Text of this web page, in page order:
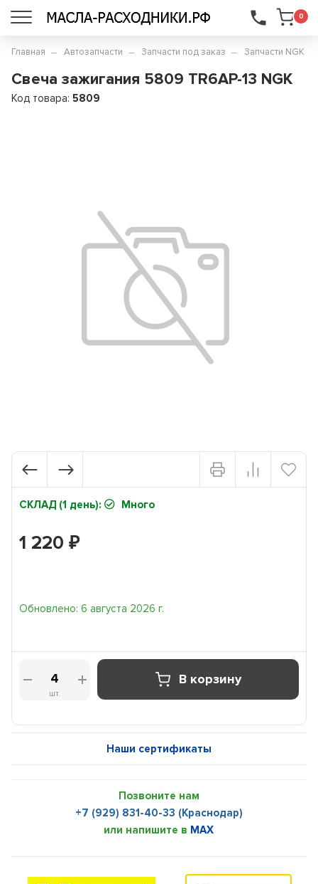
0
...
Главная Автозапчасти Запчасти под заказ Запчасти NGK
Свеча зажигания 5809 TR6AP-13 NGK
Код товара:5809
СКЛАД (1 день): Много
1 220₽
Обновлено: 6 августа 2026 г.
шт.
В корзину
Наши сертификаты
Позвоните нам
+7 (929) 831-40-33 (Краснодар)
или напишите в MAX